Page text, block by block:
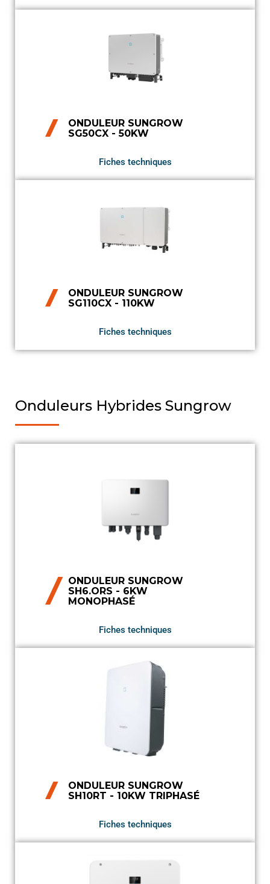
ONDULEUR SUNGROW
SG50CX - 50KW
Fiches techniques
ONDULEUR SUNGROW
SG110CX - 110KW
Fiches techniques
Onduleurs Hybrides Sungrow
ONDULEUR SUNGROW
SH6.ORS - 6KW
MONOPHASÉ
Fiches techniques
ONDULEUR SUNGROW
SH10RT - 10KW TRIPHASÉ
Fiches techniques